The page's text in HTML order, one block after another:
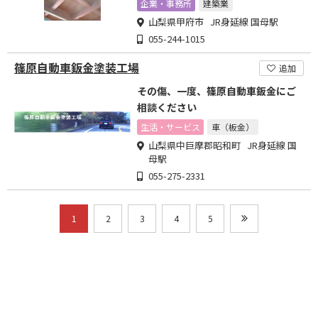
企業・事務所 建築業
山梨県甲府市 JR身延線 国母駅
055-244-1015
篠原自動車鈑金塗装工場 追加
その傷、一度、篠原自動車鈑金にご
相談ください
生活・サービス 車（板金）
山梨県中巨摩郡昭和町 JR身延線 国
母駅
055-275-2331
1 2 3 4 5